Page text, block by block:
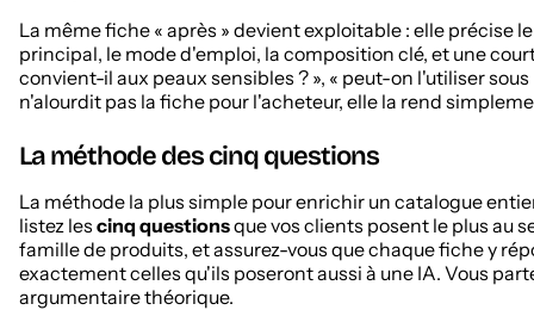
La même fiche « après » devient exploitable : elle précise
principal, le mode d'emploi, la composition clé, et une
convient-il aux peaux sensibles ? », « peut-on l'utiliser
n'alourdit pas la fiche pour l'acheteur, elle la rend
La méthode des cinq questions
La méthode la plus simple pour enrichir un catalogue
listez les cinq questionsque vos clients posent le plus au
famille de produits, et assurez-vous que chaque fiche y
exactement celles qu'ils poseront aussi à une IA. Vous
argumentaire théorique.